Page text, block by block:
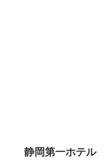
静岡第一ホテル